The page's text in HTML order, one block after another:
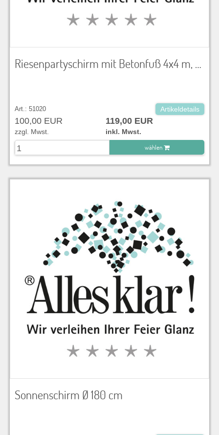
Riesenpartyschirm mit Betonfuß 4x4 m, mit Schutzhülle
Art.: 51020 Artikeldetails
100,00 EUR 119,00 EUR
zzgl. Mwst.
inkl. Mwst.
wählen
zu Warenkorb hinzugefügt.
Sonnenschirm Ø 180 cm